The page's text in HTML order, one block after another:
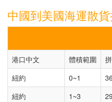
中國到美國海運散
港口中文 體積範圍
紐約
0~1 36
紐約
1~3 29